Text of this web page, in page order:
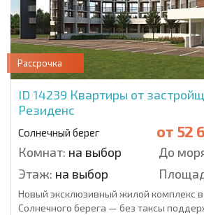
Рассрочка
ID 14239 Квартиры от
Резиденс
Солнечный берег от 52
Комнат: на выбор До
Этаж: на выбор
Новый эксклюзивный жилой комплекс
Солнечного берега — без таксы